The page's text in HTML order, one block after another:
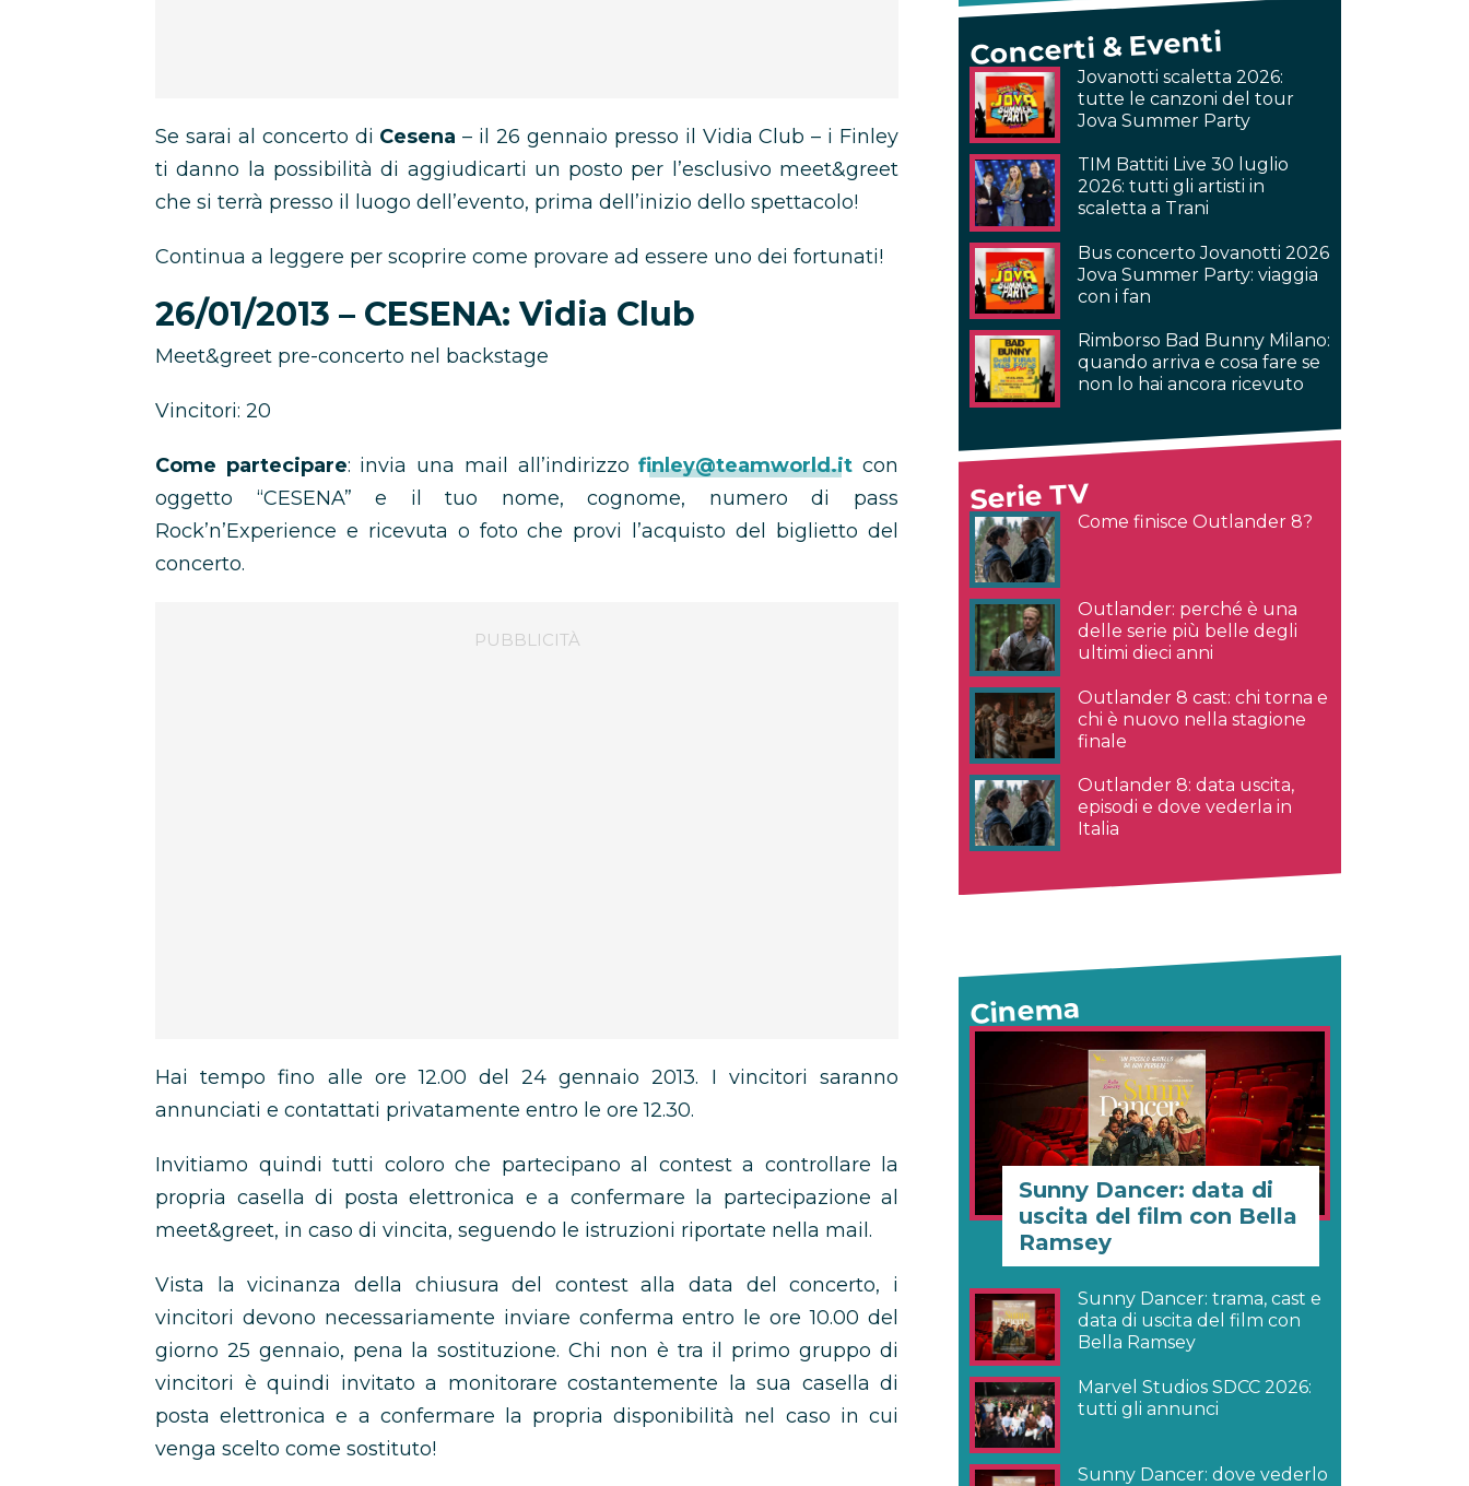
Se sarai al concerto di Cesena – il 26 gennaio presso il Vidia Club – i Finley
ti danno la possibilità di aggiudicarti un posto per l’esclusivo meet&greet
che si terrà presso il luogo dell’evento, prima dell’inizio dello spettacolo!
Continua a leggere per scoprire come provare ad essere uno dei fortunati!
26/01/2013 – CESENA: Vidia Club
Meet&greet pre-concerto nel backstage
Vincitori: 20
Come partecipare: invia una mail all’indirizzofinley@teamworld.it con
oggetto “CESENA” e il tuo nome, cognome, numero di pass
Rock’n’Experience e ricevuta o foto che provi l’acquisto del biglietto del
concerto.
Hai tempo fino alle ore 12.00 del 24 gennaio 2013. I vincitori saranno
annunciati e contattati privatamente entro le ore 12.30.
Invitiamo quindi tutti coloro che partecipano al contest a controllare la
propria casella di posta elettronica e a confermare la partecipazione al
meet&greet, in caso di vincita, seguendo le istruzioni riportate nella mail.
Vista la vicinanza della chiusura del contest alla data del concerto, i
vincitori devono necessariamente inviare conferma entro le ore 10.00 del
giorno 25 gennaio, pena la sostituzione. Chi non è tra il primo gruppo di
vincitori è quindi invitato a monitorare costantemente la sua casella di
posta elettronica e a confermare la propria disponibilità nel caso in cui
venga scelto come sostituto!
Concerti & Eventi
Jovanotti scaletta 2026:
tutte le canzoni del tour
Jova Summer Party
TIM Battiti Live 30 luglio
2026: tutti gli artisti in
scaletta a Trani
Bus concerto Jovanotti 2026
Jova Summer Party: viaggia
con i fan
Rimborso Bad Bunny Milano:
quando arriva e cosa fare se
non lo hai ancora ricevuto
Serie TV
Come finisce Outlander 8?
Outlander: perché è una
delle serie più belle degli
ultimi dieci anni
Outlander 8 cast: chi torna e
chi è nuovo nella stagione
finale
Outlander 8: data uscita,
episodi e dove vederla in
Italia
Cinema
Sunny Dancer: data di
uscita del film con Bella
Ramsey
Sunny Dancer: trama, cast e
data di uscita del film con
Bella Ramsey
Marvel Studios SDCC 2026:
tutti gli annunci
Sunny Dancer: dove vederlo